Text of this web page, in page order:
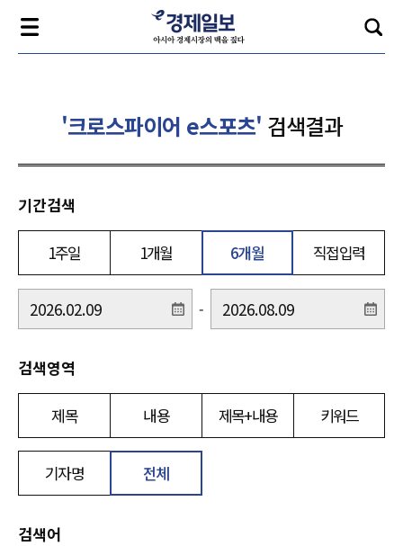
'크로스파이어 e스포츠' 검색결과
기간검색
1주일 1개월 6개월 직접입력
-
검색영역
제목 내용 제목+내용 키워드
기자명 전체
검색어